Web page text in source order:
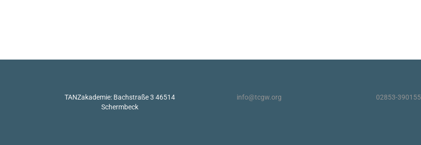
TANZakademie: Bachstraße 3 46514
Schermbeck
info@tcgw.org 02853-390155